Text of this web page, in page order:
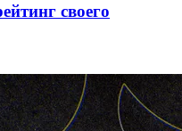
своего